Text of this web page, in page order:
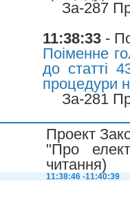
За-287
11:38:33 -
Поіменне
до статті
процедури
За-281
Проект
"Про
читання)
11:38:46 -11:40:39